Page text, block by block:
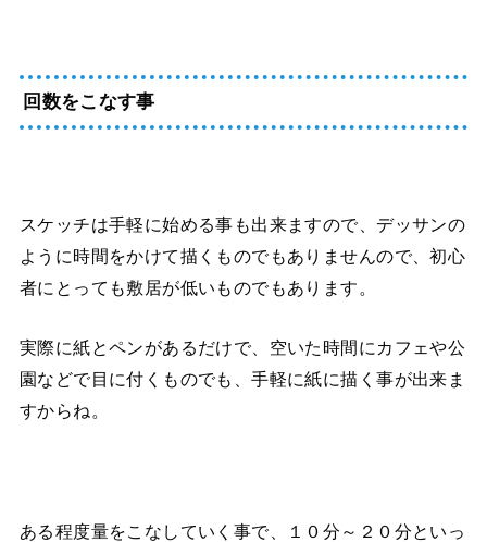
回数をこなす事
スケッチは手軽に始める事も出来ますので、デッサンの
ように時間をかけて描くものでもありませんので、初心
者にとっても敷居が低いものでもあります。
実際に紙とペンがあるだけで、空いた時間にカフェや公
園などで目に付くものでも、手軽に紙に描く事が出来ま
すからね。
ある程度量をこなしていく事で、１０分～２０分といっ